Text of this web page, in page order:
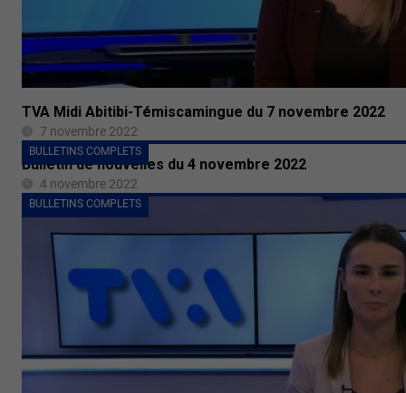
TVA Midi Abitibi-Témiscamingue du 7 novembre 2022
7 novembre 2022
BULLETINS COMPLETS
Bulletin de nouvelles du 4 novembre 2022
4 novembre 2022
BULLETINS COMPLETS